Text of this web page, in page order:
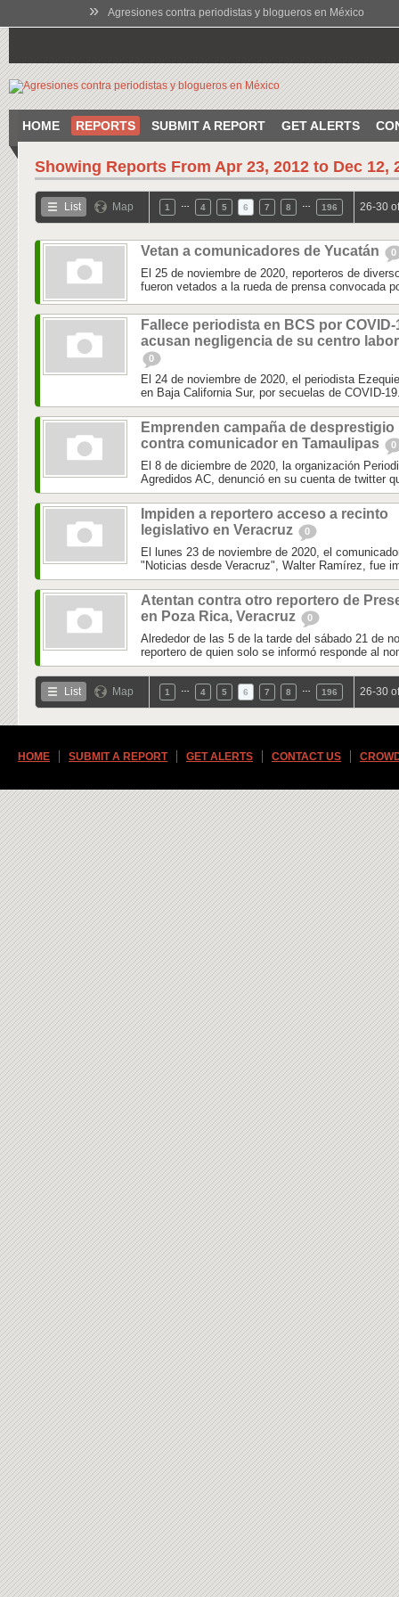
» Agresiones contra periodistas y blogueros en México
HOME REPORTS SUBMIT A REPORT GET ALERTS
Showing Reports From Apr 23, 2012 to Dec 12,
List Map 1 4 5 6 7 8 196 26-30
Vetan a comunicadores de Yucatán 0
El 25 de noviembre de 2020, reporteros de
fueron vetados a la rueda de prensa convocada
Fallece periodista en BCS por COVID-
acusan negligencia de su centro
0
El 24 de noviembre de 2020, el periodista
en Baja California Sur, por secuelas de COVID-
Emprenden campaña de desprestigio
contra comunicador en Tamaulipas
0
El 8 de diciembre de 2020, la organización
Agredidos AC, denunció en su cuenta de twitter
Impiden a reportero acceso a recinto
legislativo en Veracruz
0
El lunes 23 de noviembre de 2020, el
"Noticias desde Veracruz", Walter Ramírez, fue
Atentan contra otro reportero de
en Poza Rica, Veracruz
0
Alrededor de las 5 de la tarde del sábado 21 de
reportero de quien solo se informó responde al
List Map 1 4 5 6 7 8 196 26-30
HOME SUBMIT A REPORT GET ALERTS CONTACT US